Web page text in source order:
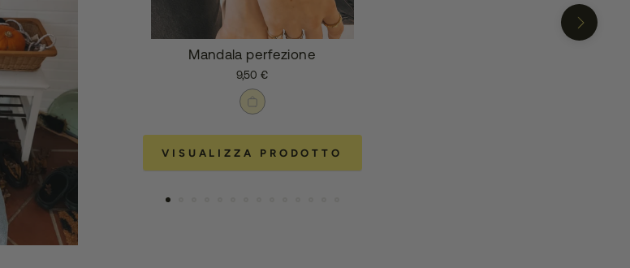
Mandala perfezione
9,50 €
VISUALIZZA PRODOTTO